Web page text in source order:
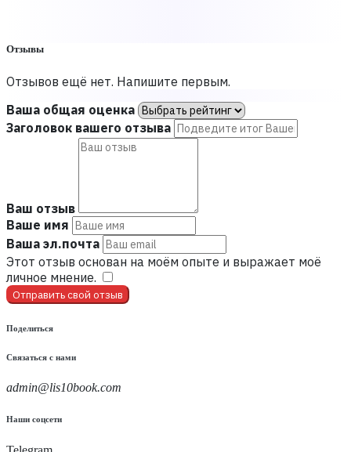
Отзывы
Отзывов ещё нет. Напишите первым.
Ваша общая оценка
Заголовок вашего отзыва
Ваш отзыв
Ваше имя
Ваша эл.почта
Этот отзыв основан на моём опыте и выражает моё
личное мнение.
Отправить свой отзыв
Поделиться
Связаться с нами
admin@lis10book.com
Наши соцсети